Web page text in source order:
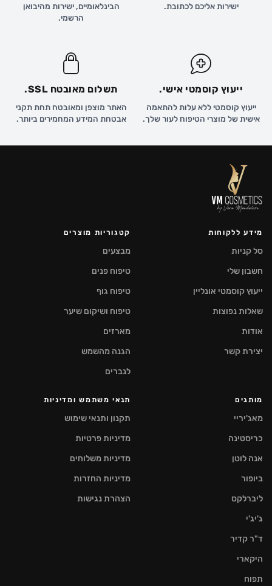
ישירות אליכם לכתובת.
הבינלאומיים, ישירות מהיבואן
הרשמי.
ייעוץ קוסמטי אישי.
ייעוץ קוסמטי ללא עלות להתאמה
אישית של מוצרי הטיפוח לעור שלך.
תשלום מאובטח SSL.
האתר מוצפן ומאובטח תחת תקני
אבטחת המידע המחמירים ביותר.
מידע ללקוחות
סל קניות
חשבון שלי
ייעוץ קוסמטי אונליין
שאלות נפוצות
אודות
יצירת קשר
קטגוריות מוצרים
מבצעים
טיפוח פנים
טיפוח גוף
טיפוח ושיקום שיער
מארזים
הגנה מהשמש
לגברים
מותגים
מאג'יריי
כריסטינה
אנה לוטן
ביופור
ליברלקס
ג'יג'י
ד"ר קדיר
היקארי
תפוח
תנאי משתמש ומדיניות
תקנון ותנאי שימוש
מדיניות פרטיות
מדיניות משלוחים
מדיניות החזרות
הצהרת נגישות